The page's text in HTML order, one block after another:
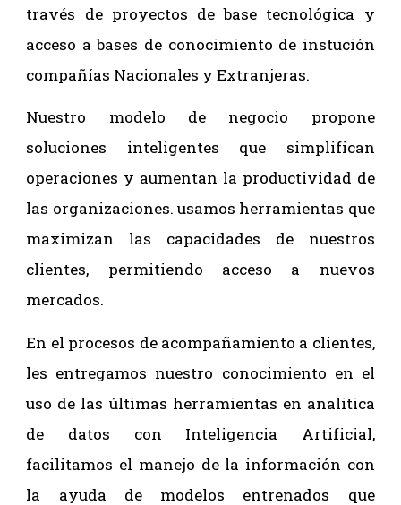
través de proyectos de base tecnológica y
acceso a bases de conocimiento de instución
compañías Nacionales y Extranjeras.
Nuestro modelo de negocio propone
soluciones inteligentes que simplifican
operaciones y aumentan la productividad de
las organizaciones. usamos herramientas que
maximizan las capacidades de nuestros
clientes, permitiendo acceso a nuevos
mercados.
En el procesos de acompañamiento a clientes,
les entregamos nuestro conocimiento en el
uso de las últimas herramientas en analitica
de datos con Inteligencia Artificial,
facilitamos el manejo de la información con
la ayuda de modelos entrenados que